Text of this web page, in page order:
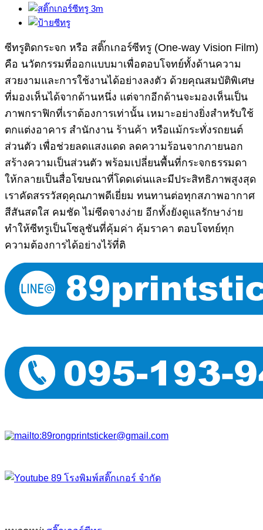
ซีทรูติดกระจก หรือ สติ๊กเกอร์ซีทรู (One-way Vision Film)
คือ นวัตกรรมที่ออกแบบมาเพื่อตอบโจทย์ทั้งด้านความ
สวยงามและการใช้งานได้อย่างลงตัว ด้วยคุณสมบัติพิเศษ
ที่มองเห็นได้จากด้านหนึ่ง แต่จากอีกด้านจะมองเห็นเป็น
ภาพกราฟิกที่เราต้องการเท่านั้น เหมาะอย่างยิ่งสำหรับใช้
ตกแต่งอาคาร สำนักงาน ร้านค้า หรือแม้กระทั่งรถยนต์
ส่วนตัว เพื่อช่วยลดแสงแดด ลดความร้อนจากภายนอก
สร้างความเป็นส่วนตัว พร้อมเปลี่ยนพื้นที่กระจกธรรมดา
ให้กลายเป็นสื่อโฆษณาที่โดดเด่นและมีประสิทธิภาพสูงสุด
เราคัดสรรวัสดุคุณภาพดีเยี่ยม ทนทานต่อทุกสภาพอากาศ
สีสันสดใส คมชัด ไม่ซีดจางง่าย อีกทั้งยังดูแลรักษาง่าย
ทำให้ซีทรูเป็นโซลูชันที่คุ้มค่า คุ้มราคา ตอบโจทย์ทุก
ความต้องการได้อย่างไร้ที่ติ